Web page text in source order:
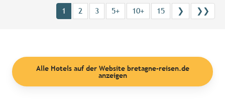
1 2 3 5+ 10+ 15 ❯ ❯❯
Alle Hotels auf der Website bretagne-reisen.de
anzeigen